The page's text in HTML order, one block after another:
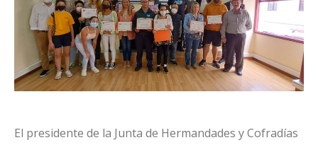
El presidente de la Junta de Hermandades y Cofradías